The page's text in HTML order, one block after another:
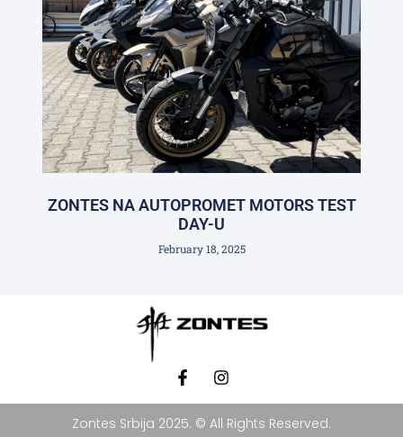
ZONTES NA AUTOPROMET MOTORS TEST
DAY-U
February 18, 2025
Zontes Srbija 2025. © All Rights Reserved.